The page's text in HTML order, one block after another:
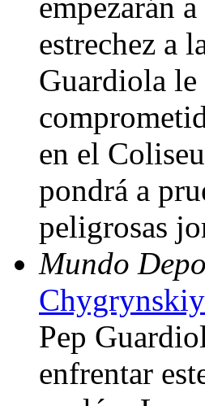
estrechez a
Guardiola le
en el
pondrá a
peligrosas
Mundo
Pep
enfrentar